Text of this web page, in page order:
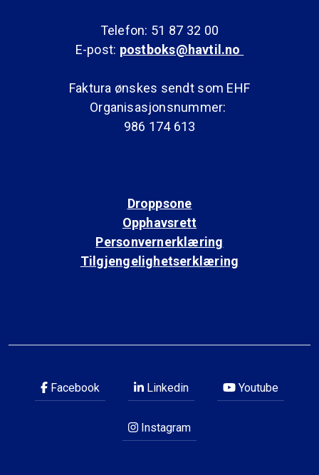
Telefon: 51 87 32 00
E-post: postboks@havtil.no
Faktura ønskes sendt som EHF
Organisasjonsnummer:
986 174 613
Droppsone
Opphavsrett
Personvernerklæring
Tilgjengelighetserklæring
Facebook Linkedin Youtube
Instagram